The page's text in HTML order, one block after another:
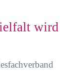
wird